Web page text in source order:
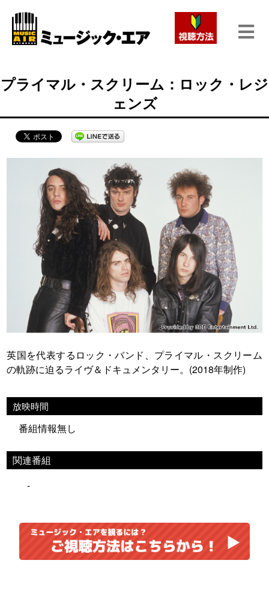
プライマル・スクリーム：ロック・レジ
ェンズ
英国を代表するロック・バンド、プライマル・スクリーム
の軌跡に迫るライヴ＆ドキュメンタリー。(2018年制作)
放映時間
番組情報無し
関連番組
-